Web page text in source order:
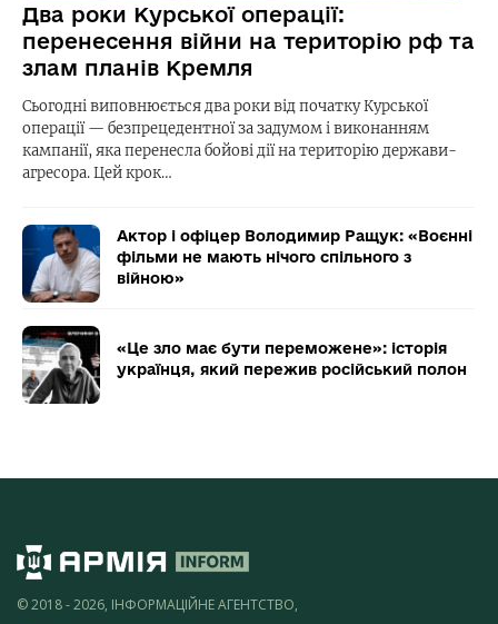
Два роки Курської операції:
перенесення війни на територію рф та
злам планів Кремля
Сьогодні виповнюється два роки від початку Курської
операції — безпрецедентної за задумом і виконанням
кампанії, яка перенесла бойові дії на територію держави-
агресора. Цей крок…
Актор і офіцер Володимир Ращук: «Воєнні
фільми не мають нічого спільного з
війною»
«Це зло має бути переможене»: історія
українця, який пережив російський полон
© 2018 - 2026, ІНФОРМАЦІЙНЕ АГЕНТСТВО,